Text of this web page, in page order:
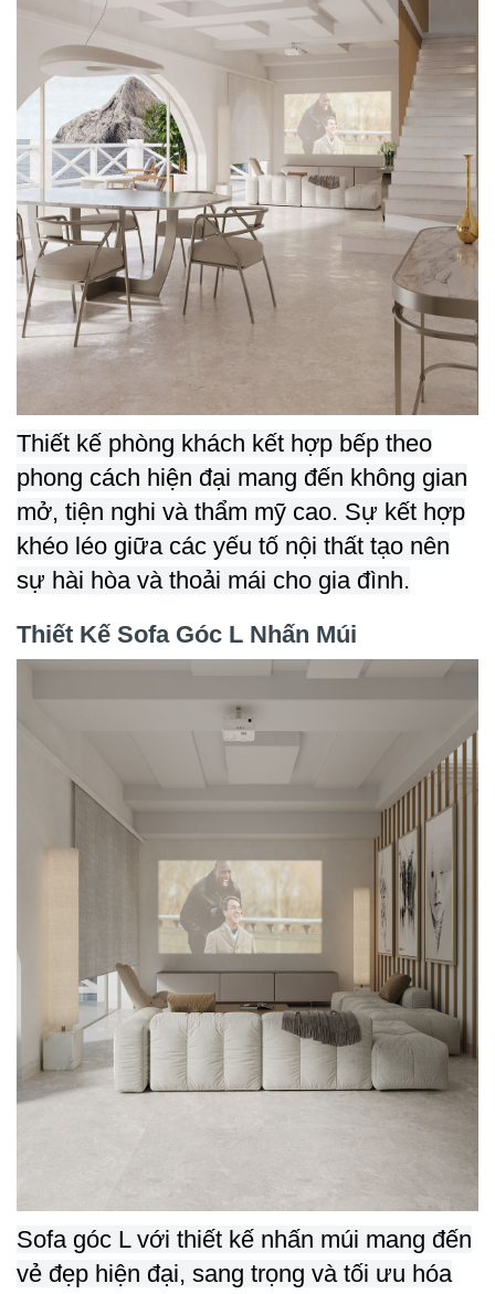
Thiết kế phòng khách kết hợp bếp theo
phong cách hiện đại mang đến không gian
mở, tiện nghi và thẩm mỹ cao. Sự kết hợp
khéo léo giữa các yếu tố nội thất tạo nên
sự hài hòa và thoải mái cho gia đình.
Thiết Kế Sofa Góc L Nhấn Múi
Sofa góc L với thiết kế nhấn múi mang đến
vẻ đẹp hiện đại, sang trọng và tối ưu hóa